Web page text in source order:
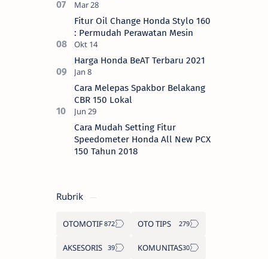
Fitur Oil Change Honda Stylo 160
: Permudah Perawatan Mesin
Harga Honda BeAT Terbaru 2021
Cara Melepas Spakbor Belakang
CBR 150 Lokal
Cara Mudah Setting Fitur
Speedometer Honda All New PCX
150 Tahun 2018
Rubrik
OTOMOTIF OTO TIPS
AKSESORIS KOMUNITAS